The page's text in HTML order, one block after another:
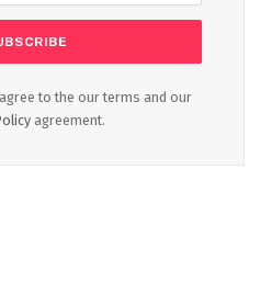
to the our terms and our
agreement.